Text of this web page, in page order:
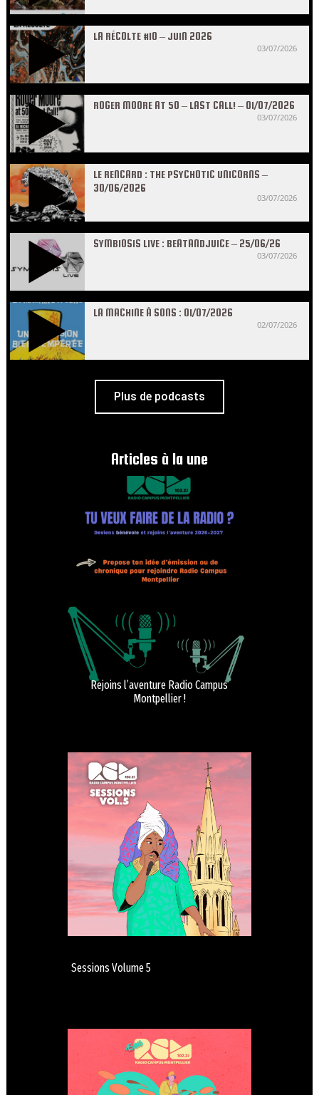
LA RÉCOLTE #10 – JUIN 2026
03/07/2026
ROGER MOORE AT 50 – LAST CALL! – 01/07/2026
03/07/2026
LE RENCARD : THE PSYCHOTIC UNICORNS –
30/06/2026
03/07/2026
SYMBIOSIS LIVE : BEATANDJUICE – 25/06/26
03/07/2026
LA MACHINE À SONS : 01/07/2026
02/07/2026
Plus de podcasts
Articles à la une
Rejoins l’aventure Radio Campus
Montpellier !
Sessions Volume 5